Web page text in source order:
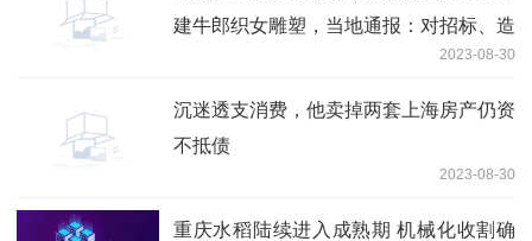
建牛郎织女雕塑，当地通报：对招标、造
2023-08-30
沉迷透支消费，他卖掉两套上海房产仍资
不抵债
2023-08-30
重庆水稻陆续进入成熟期 机械化收割确